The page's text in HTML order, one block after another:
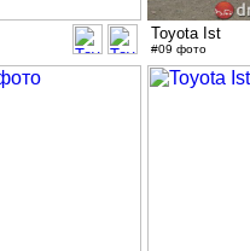
Toyota Ist
#09 фото